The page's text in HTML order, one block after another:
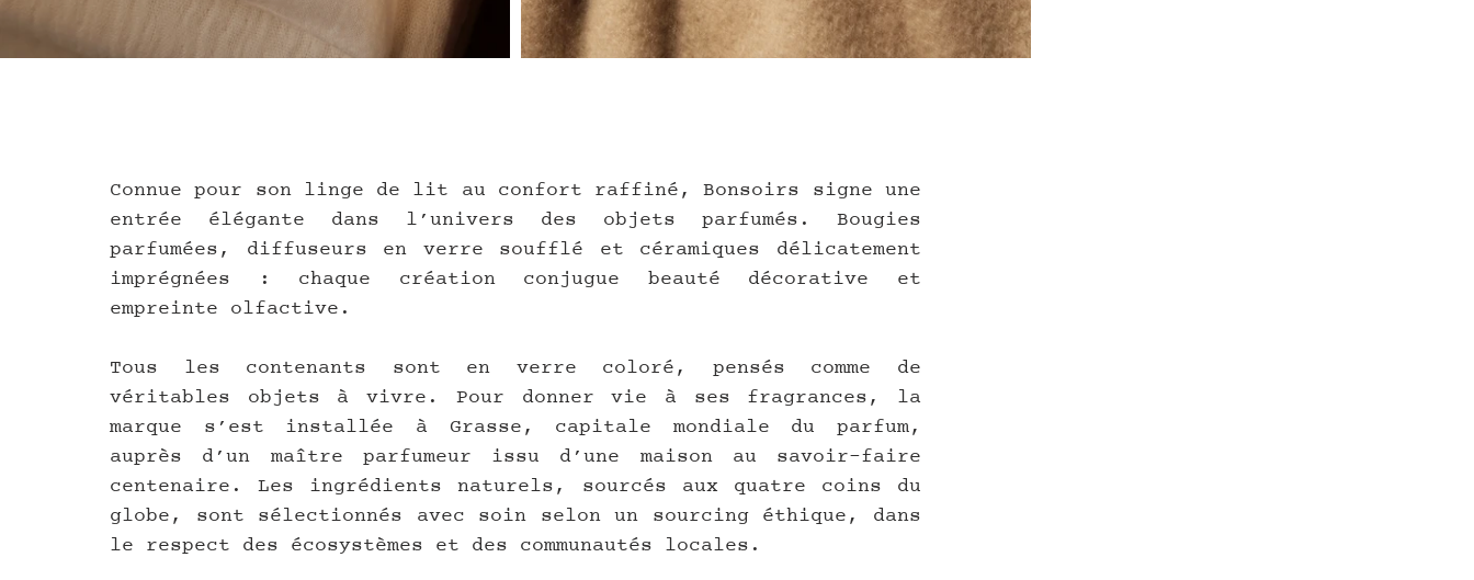
Connue pour son linge de lit au confort raffiné, Bonsoirs signe une
entrée élégante dans l’univers des objets parfumés. Bougies
parfumées, diffuseurs en verre soufflé et céramiques délicatement
imprégnées : chaque création conjugue beauté décorative et
empreinte olfactive.
Tous les contenants sont en verre coloré, pensés comme de
véritables objets à vivre. Pour donner vie à ses fragrances, la
marque s’est installée à Grasse, capitale mondiale du parfum,
auprès d’un maître parfumeur issu d’une maison au savoir-faire
centenaire. Les ingrédients naturels, sourcés aux quatre coins du
globe, sont sélectionnés avec soin selon un sourcing éthique, dans
le respect des écosystèmes et des communautés locales.